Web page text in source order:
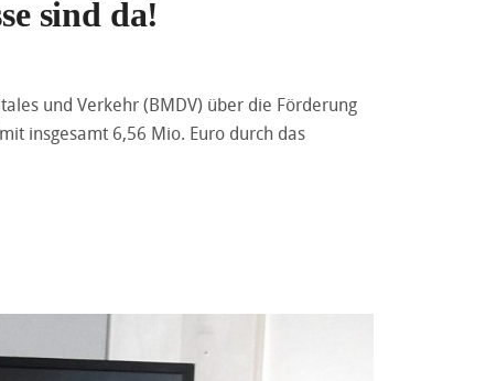
sind da!
und Verkehr (BMDV) über die Förderung
insgesamt 6,56 Mio. Euro durch das